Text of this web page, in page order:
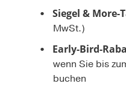
Siegel & More-
MwSt.)
Early-Bird-
wenn Sie bis
buchen